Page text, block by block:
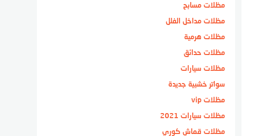
مظلات مسابح
مظلات مداخل الفلل
مظلات هرمية
مظلات حدائق
مظلات سيارات
سواتر خشبية جديدة
مظلات vip
مظلات سيارات 2021
مظلات قماش كوري